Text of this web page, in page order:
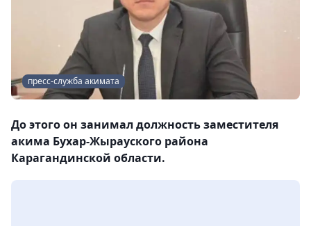
пресс-служба акимата
До этого он занимал должность заместителя
акима Бухар-Жырауского района
Карагандинской области.